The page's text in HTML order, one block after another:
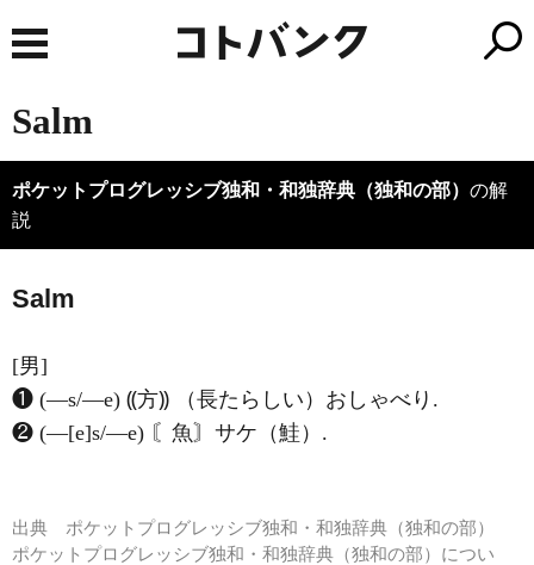
Salm
ポケットプログレッシブ独和・和独辞典（独和の部） の解
説
Salm
[男]
❶ (―s/―e) ⸨方⸩ （長たらしい）おしゃべり.
❷ (―[e]s/―e) 〘魚〙サケ（鮭）.
出典 ポケットプログレッシブ独和・和独辞典（独和の部）
ポケットプログレッシブ独和・和独辞典（独和の部）につい